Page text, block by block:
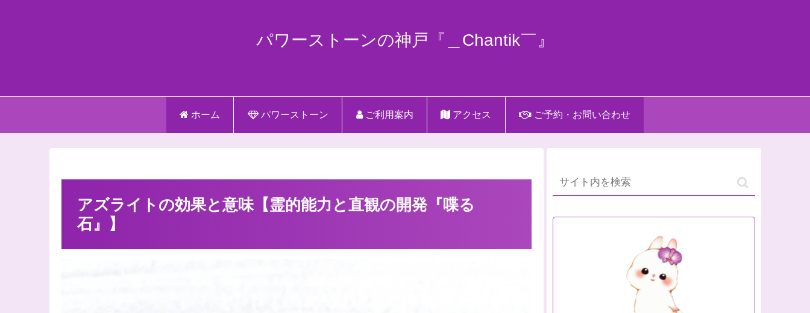
パワーストーンの神戸『＿Chantik￣』
ホーム パワーストーン ご利用案内 アクセス ご予約・お問い合わせ
アズライトの効果と意味【霊的能力と直観の開発『喋る
石』】